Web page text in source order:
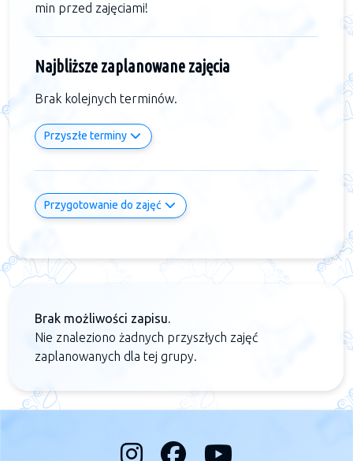
min przed zajęciami!
Najbliższe zaplanowane zajęcia
Brak kolejnych terminów.
Przyszłe terminy
Przygotowanie do zajęć
Brak możliwości zapisu.
Nie znaleziono żadnych przyszłych zajęć
zaplanowanych dla tej grupy.